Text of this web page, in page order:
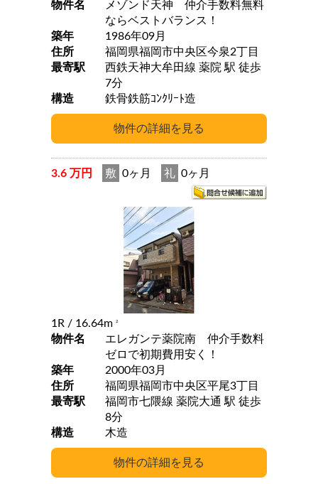
物件名
メゾンド天神 仲介手数料無料
ならベストバランス！
築年
1986年09月
住所
福岡県福岡市中央区今泉2丁目
最寄駅
西鉄天神大牟田線 薬院 駅 徒歩
7分
構造
鉄骨鉄筋ｺﾝｸﾘｰﾄ造
3.6 万円 敷 0ヶ月 礼 0ヶ月
1R / 16.64m 2
物件名
エレガンテ薬院南 仲介手数料
ゼロで初期費用安く！
築年
2000年03月
住所
福岡県福岡市中央区平尾3丁目
最寄駅
福岡市七隈線 薬院大通 駅 徒歩
8分
構造
木造